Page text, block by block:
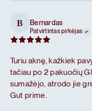
B Bernardas
Patvirtintas pirkėjas
Turiu aknę, kažkiek
tačiau po 2 pakuočių
sumažėjo, atrodo jie
Gut prime.